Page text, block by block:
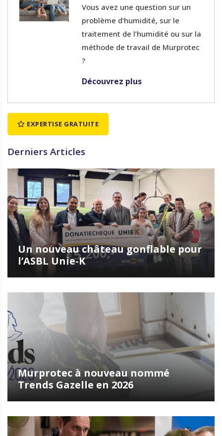
Vous avez une question sur un
problème d’humidité, sur le
traitement de l’humidité ou sur la
méthode de travail de Murprotec
?
Découvrez plus
EXPERTISE GRATUITE
Derniers Articles
Un nouveau château gonflable pour
l’ASBL Unie-K
Murprotec à nouveau nommé
Trends Gazelle en 2026